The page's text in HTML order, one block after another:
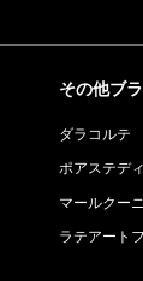
その他ブ
ダラコルテ
ポアステディ
マールクー
ラテアート